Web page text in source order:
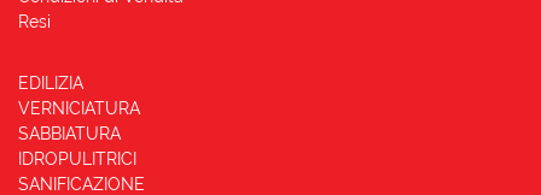
Resi
EDILIZIA
VERNICIATURA
SABBIATURA
IDROPULITRICI
SANIFICAZIONE